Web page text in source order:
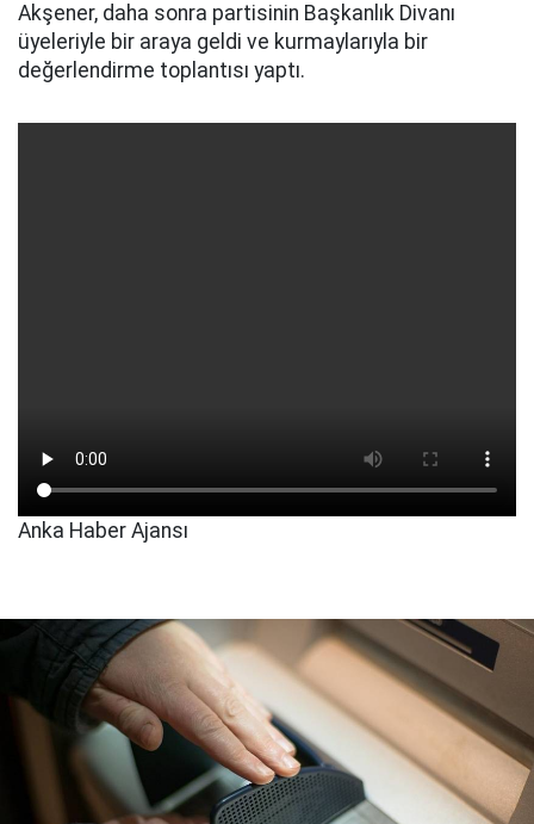
Akşener, daha sonra partisinin Başkanlık Divanı
üyeleriyle bir araya geldi ve kurmaylarıyla bir
değerlendirme toplantısı yaptı.
Anka Haber Ajansı